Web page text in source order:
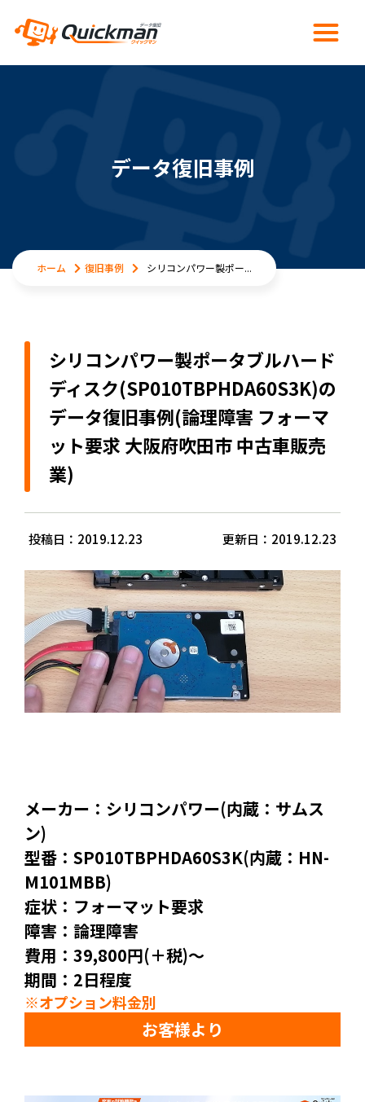
データ復旧事例
ホーム 復旧事例 シリコンパワー製ポー...
シリコンパワー製ポータブルハード
ディスク(SP010TBPHDA60S3K)の
データ復旧事例(論理障害 フォーマ
ット要求 大阪府吹田市 中古車販売
業)
投稿日：2019.12.23 更新日：2019.12.23
メーカー：シリコンパワー(内蔵：サムス
ン)
型番：SP010TBPHDA60S3K(内蔵：HN-
M101MBB)
症状：フォーマット要求
障害：論理障害
費用：39,800円(＋税)～
期間：2日程度
※オプション料金別
お客様より